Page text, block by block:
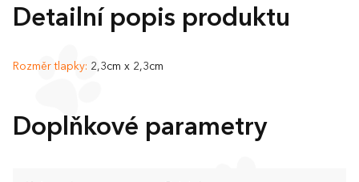
Detailní popis produktu
Rozměr tlapky: 2,3cm x 2,3cm
Doplňkové parametry